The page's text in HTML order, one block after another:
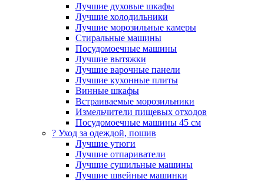
Лучшие духовые шкафы
Лучшие холодильники
Лучшие морозильные камеры
Стиральные машины
Посудомоечные машины
Лучшие вытяжки
Лучшие варочные панели
Лучшие кухонные плиты
Винные шкафы
Встраиваемые морозильники
Измельчители пищевых отходов
Посудомоечные машины 45 см
? Уход за одеждой, пошив
Лучшие утюги
Лучшие отпариватели
Лучшие сушильные машины
Лучшие швейные машинки